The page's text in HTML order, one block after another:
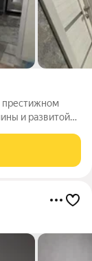
престижном
и развитой
атмосферу для